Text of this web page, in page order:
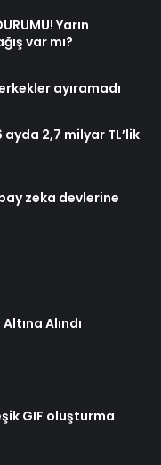
Yarın
var mı?
ayıramadı
2,7 milyar TL’lik
zeka devlerine
Alındı
GIF oluşturma